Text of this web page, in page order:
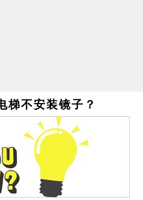
梯不安装镜子？